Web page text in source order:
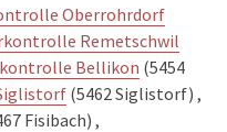
Oberrohrdorf
Remetschwil
Bellikon (5454
(5462 Siglistorf) ,
Fisibach) ,